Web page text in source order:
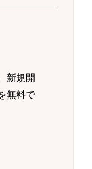
新規開
無料で